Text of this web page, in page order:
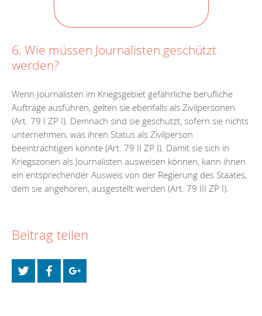
6. Wie müssen Journalisten geschützt
werden?
Wenn Journalisten im Kriegsgebiet gefährliche berufliche
Aufträge ausführen, gelten sie ebenfalls als Zivilpersonen
(Art. 79 I ZP I). Demnach sind sie geschützt, sofern sie nichts
unternehmen, was ihren Status als Zivilperson
beeinträchtigen könnte (Art. 79 II ZP I). Damit sie sich in
Kriegszonen als Journalisten ausweisen können, kann ihnen
ein entsprechender Ausweis von der Regierung des Staates,
dem sie angehören, ausgestellt werden (Art. 79 III ZP I).
Beitrag teilen